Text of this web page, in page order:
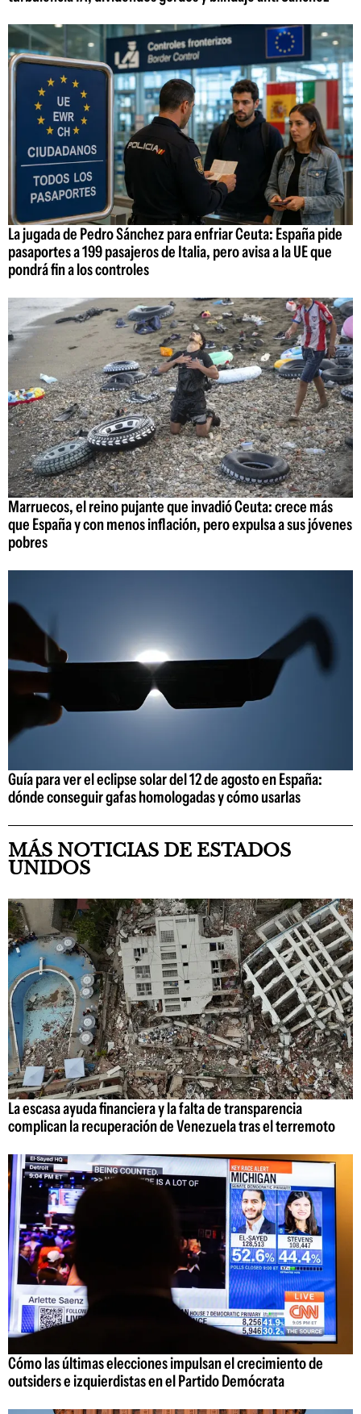
La jugada de Pedro Sánchez para enfriar Ceuta: España pide
pasaportes a 199 pasajeros de Italia, pero avisa a la UE que
pondrá fin a los controles
Marruecos, el reino pujante que invadió Ceuta: crece más
que España y con menos inflación, pero expulsa a sus jóvenes
pobres
Guía para ver el eclipse solar del 12 de agosto en España:
dónde conseguir gafas homologadas y cómo usarlas
MÁS NOTICIAS DE ESTADOS
UNIDOS
La escasa ayuda financiera y la falta de transparencia
complican la recuperación de Venezuela tras el terremoto
Cómo las últimas elecciones impulsan el crecimiento de
outsiders e izquierdistas en el Partido Demócrata